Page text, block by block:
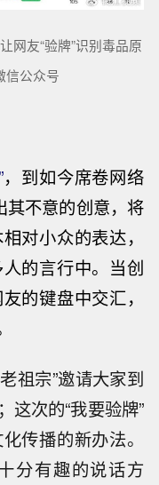
网友“验牌”识别毒品原
信公众号
，到如今席卷网络
其不意的创意，将
对小众的表达，
的言行中。当创
的键盘中交汇，
祖宗”邀请大家到
这次的“我要验牌”
传播的新办法。
分有趣的说话方